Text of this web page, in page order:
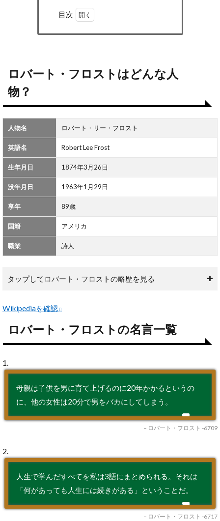
目次
スト
2
ロバ
ー
ト・
フロ
スト
の名
言一
覧
ロバート・フロストはどんな人
物？
人物名 ロバート・リー・フロスト
英語名 Robert Lee Frost
生年月日 1874年3月26日
没年月日 1963年1月29日
享年 89歳
国籍 アメリカ
職業 詩人
タップしてロバート・フロストの略歴を見る
Wikipediaを確認
ロバート・フロストの名言一覧
1.
母親は子供を男に育て上げるのに20年かかるというの
に、他の女性は20分で男をバカにしてしまう。
– ロバート・フロスト -6709
2.
人生で学んだすべてを私は3語にまとめられる。それは
「何があっても人生には続きがある」ということだ。
– ロバート・フロスト -6717